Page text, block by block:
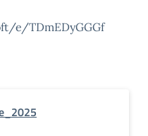
e/TDmEDyGGGf